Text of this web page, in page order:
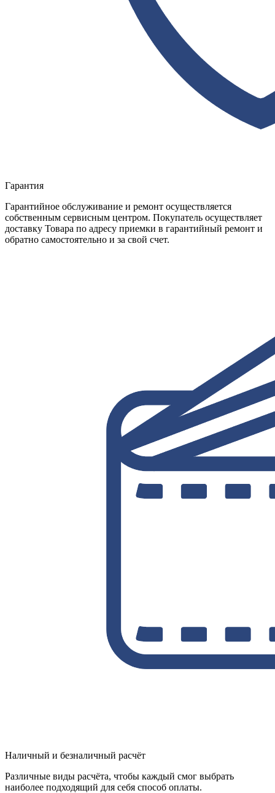
Гарантия
Гарантийное обслуживание и ремонт осуществляется
собственным сервисным центром. Покупатель осуществляет
доставку Товара по адресу приемки в гарантийный ремонт и
обратно самостоятельно и за свой счет.
Наличный и безналичный расчёт
Различные виды расчёта, чтобы каждый смог выбрать
наиболее подходящий для себя способ оплаты.